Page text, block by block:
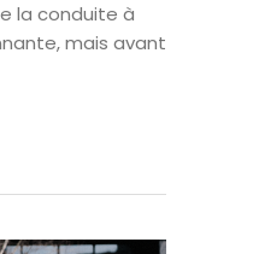
la conduite à
mais avant